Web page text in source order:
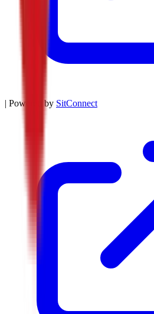
| Powered by SitConnect